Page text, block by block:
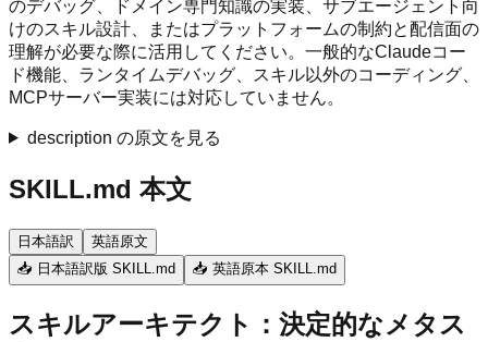
のデバッグ、ドメイン専門知識の実装、サブエージェント向
けのスキル設計、またはプラットフォームの制約と配信面の
理解が必要な際に活用してください。一般的なClaudeコー
ド機能、ランタイムデバッグ、スキル以外のコーディング、
MCPサーバー実装には対応していません。
description の原文を見る
SKILL.md 本文
日本語訳
英語原文
📥 日本語訳版 SKILL.md
📥 英語原本 SKILL.md
スキルアーキテクト：決定的なメタス